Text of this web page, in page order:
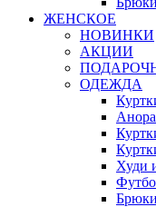
ЖЕНСКОЕ
НОВИНКИ
АКЦИИ
ОДЕЖДА
Худи